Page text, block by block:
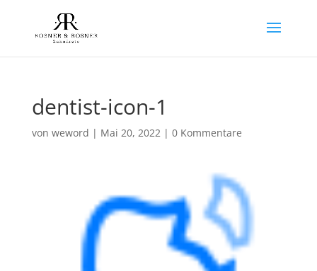
dentist-icon-1
von weword | Mai 20, 2022| 0 Kommentare